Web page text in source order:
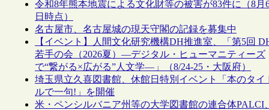
令和8年熊本地震による文化財等の被害が83件に（8月
日時点）
名古屋市、名古屋城の現天守閣の記録を募集中
【イベント】人間文化研究機構DH推進室、「第5回
若手の会（2026夏）―デジタル・ヒューマニティーズ
で“繋がる×広がる”人文学―」（8/24-25・大阪府）
埼玉県立久喜図書館、休館日特別イベント「本のタイ
ルで一句!」を開催
米・ペンシルバニア州等の大学図書館の連合体PALCI、